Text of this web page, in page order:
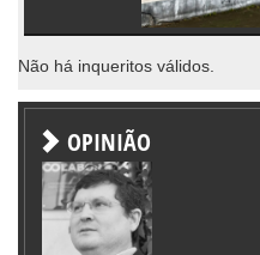
Não há inqueritos válidos.
OPINIÃO